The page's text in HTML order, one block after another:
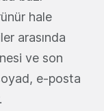
hale
arasında
ve son
e-posta